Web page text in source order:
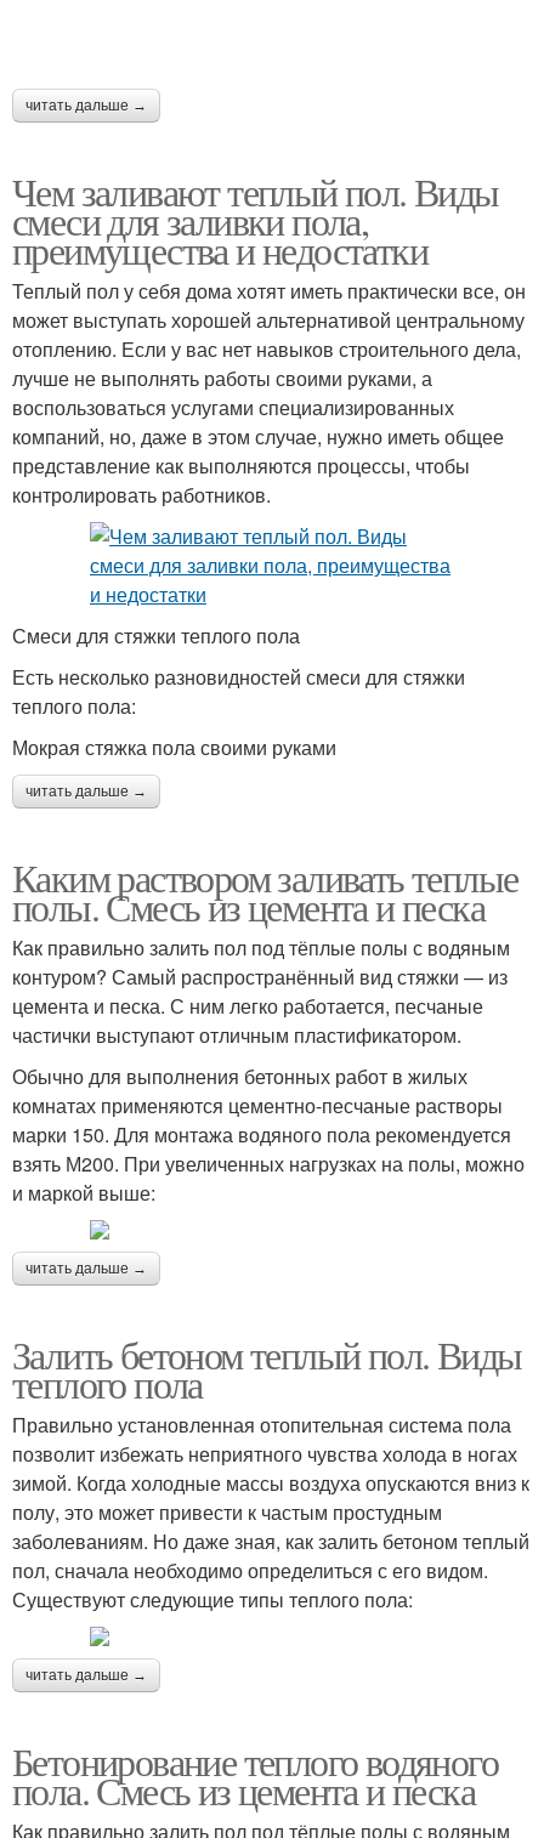
читать дальше →
Чем заливают теплый пол. Виды
смеси для заливки пола,
преимущества и недостатки
Теплый пол у себя дома хотят иметь практически все, он
может выступать хорошей альтернативой центральному
отоплению. Если у вас нет навыков строительного дела,
лучше не выполнять работы своими руками, а
воспользоваться услугами специализированных
компаний, но, даже в этом случае, нужно иметь общее
представление как выполняются процессы, чтобы
контролировать работников.
Смеси для стяжки теплого пола
Есть несколько разновидностей смеси для стяжки
теплого пола:
Мокрая стяжка пола своими руками
читать дальше →
Каким раствором заливать теплые
полы. Смесь из цемента и песка
Как правильно залить пол под тёплые полы с водяным
контуром? Самый распространённый вид стяжки — из
цемента и песка. С ним легко работается, песчаные
частички выступают отличным пластификатором.
Обычно для выполнения бетонных работ в жилых
комнатах применяются цементно-песчаные растворы
марки 150. Для монтажа водяного пола рекомендуется
взять М200. При увеличенных нагрузках на полы, можно
и маркой выше:
читать дальше →
Залить бетоном теплый пол. Виды
теплого пола
Правильно установленная отопительная система пола
позволит избежать неприятного чувства холода в ногах
зимой. Когда холодные массы воздуха опускаются вниз к
полу, это может привести к частым простудным
заболеваниям. Но даже зная, как залить бетоном теплый
пол, сначала необходимо определиться с его видом.
Существуют следующие типы теплого пола:
читать дальше →
Бетонирование теплого водяного
пола. Смесь из цемента и песка
Как правильно залить пол под тёплые полы с водяным